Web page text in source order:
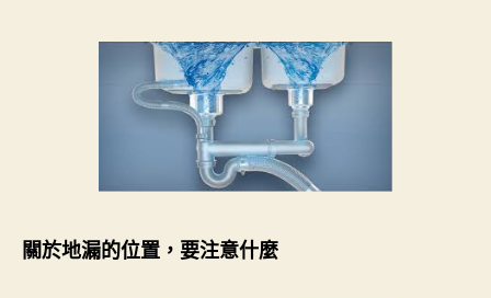
關於地漏的位置，要注意什麼